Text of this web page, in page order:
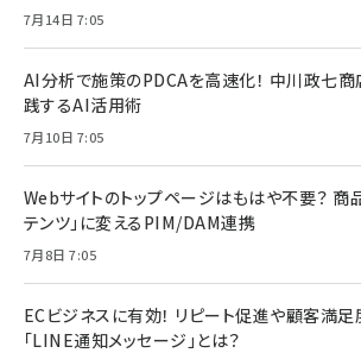
7月14日 7:05
AI分析で施策のPDCAを高速化！ 中川政七
践するAI活用術
7月10日 7:05
Webサイトのトップページはもはや不要？ 商
テンツ」に変えるPIM/DAM連携
7月8日 7:05
ECビジネスに有効！ リピート促進や顧客満
「LINE通知メッセージ」とは？